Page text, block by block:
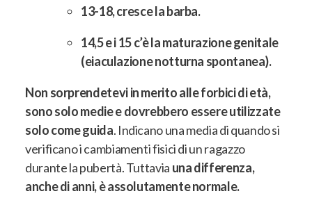
13-18, cresce la barba.
14,5 e i 15 c’è la maturazione genitale
(eiaculazione notturna spontanea).
Non sorprendetevi in merito alle forbici di età,
sono solo medie e dovrebbero essere utilizzate
solo come guida. Indicano una media di quando si
verificano i cambiamenti fisici di un ragazzo
durante la pubertà. Tuttavia una differenza,
anche di anni, è assolutamente normale.